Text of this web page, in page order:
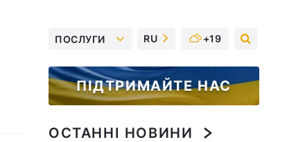
ПОСЛУГИ RU +19
ПІДТРИМАЙТЕ НАС
ОСТАННІ НОВИНИ